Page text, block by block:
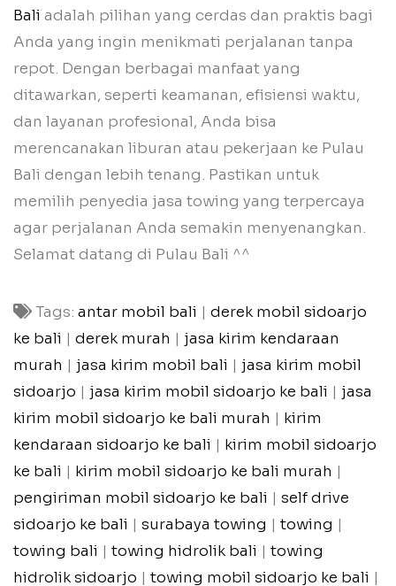
Bali adalah pilihan yang cerdas dan praktis bagi
Anda yang ingin menikmati perjalanan tanpa
repot. Dengan berbagai manfaat yang
ditawarkan, seperti keamanan, efisiensi waktu,
dan layanan profesional, Anda bisa
merencanakan liburan atau pekerjaan ke Pulau
Bali dengan lebih tenang. Pastikan untuk
memilih penyedia jasa towing yang terpercaya
agar perjalanan Anda semakin menyenangkan.
Selamat datang di Pulau Bali ^^
Tags: antar mobil bali | derek mobil sidoarjo
ke bali | derek murah | jasa kirim kendaraan
murah | jasa kirim mobil bali | jasa kirim mobil
sidoarjo | jasa kirim mobil sidoarjo ke bali | jasa
kirim mobil sidoarjo ke bali murah | kirim
kendaraan sidoarjo ke bali | kirim mobil sidoarjo
ke bali | kirim mobil sidoarjo ke bali murah |
pengiriman mobil sidoarjo ke bali | self drive
sidoarjo ke bali | surabaya towing | towing |
towing bali | towing hidrolik bali | towing
hidrolik sidoarjo | towing mobil sidoarjo ke bali |